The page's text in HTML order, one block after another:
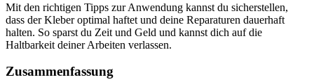
Mit den richtigen Tipps zur Anwendung kannst du sicherstellen,
dass der Kleber optimal haftet und deine Reparaturen dauerhaft
halten. So sparst du Zeit und Geld und kannst dich auf die
Haltbarkeit deiner Arbeiten verlassen.
Zusammenfassung